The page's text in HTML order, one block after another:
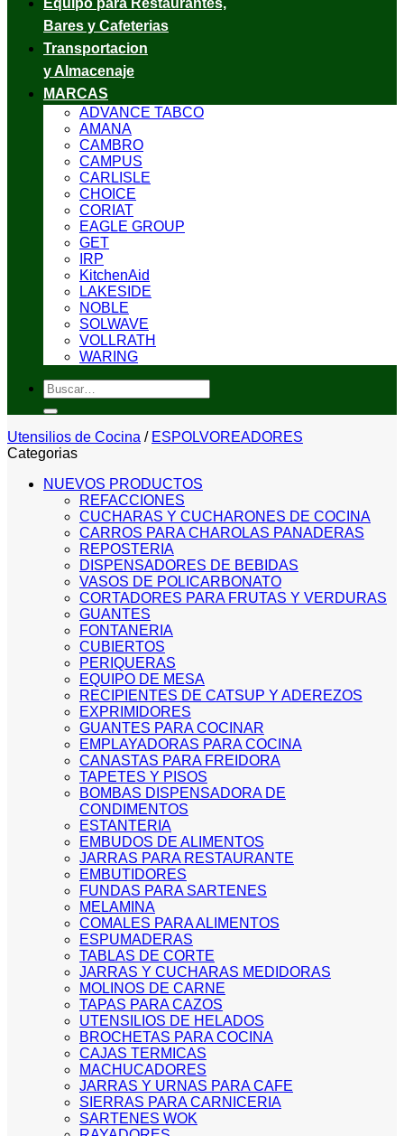
Equipo para Restaurantes,
Bares y Cafeterias
Transportacion
y Almacenaje
MARCAS
ADVANCE TABCO
AMANA
CAMBRO
CAMPUS
CARLISLE
CHOICE
CORIAT
EAGLE GROUP
GET
IRP
KitchenAid
LAKESIDE
NOBLE
SOLWAVE
VOLLRATH
WARING
Buscar
por:
Utensilios de Cocina / ESPOLVOREADORES
Categorias
NUEVOS PRODUCTOS
REFACCIONES
CUCHARAS Y CUCHARONES DE COCINA
CARROS PARA CHAROLAS PANADERAS
REPOSTERIA
DISPENSADORES DE BEBIDAS
VASOS DE POLICARBONATO
CORTADORES PARA FRUTAS Y VERDURAS
GUANTES
FONTANERIA
CUBIERTOS
PERIQUERAS
EQUIPO DE MESA
RECIPIENTES DE CATSUP Y ADEREZOS
EXPRIMIDORES
GUANTES PARA COCINAR
EMPLAYADORAS PARA COCINA
CANASTAS PARA FREIDORA
TAPETES Y PISOS
BOMBAS DISPENSADORA DE
CONDIMENTOS
ESTANTERIA
EMBUDOS DE ALIMENTOS
JARRAS PARA RESTAURANTE
EMBUTIDORES
FUNDAS PARA SARTENES
MELAMINA
COMALES PARA ALIMENTOS
ESPUMADERAS
TABLAS DE CORTE
JARRAS Y CUCHARAS MEDIDORAS
MOLINOS DE CARNE
TAPAS PARA CAZOS
UTENSILIOS DE HELADOS
BROCHETAS PARA COCINA
CAJAS TERMICAS
MACHUCADORES
JARRAS Y URNAS PARA CAFE
SIERRAS PARA CARNICERIA
SARTENES WOK